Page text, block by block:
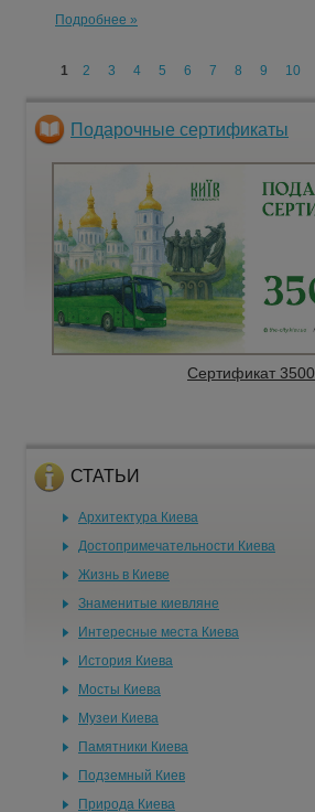
Подробнее »
1 2 3 4 5 6 7 8 9 10
Подарочные сертификаты
Сертификат 3500
СТАТЬИ
Архитектура Киева
Достопримечательности Киева
Жизнь в Киеве
Знаменитые киевляне
Интересные места Киева
История Киева
Мосты Киева
Музеи Киева
Памятники Киева
Подземный Киев
Природа Киева